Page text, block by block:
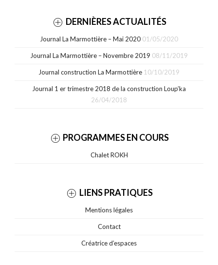
DERNIÈRES ACTUALITÉS
Journal La Marmottière – Mai 2020 01/05/2020
Journal La Marmottière – Novembre 2019 08/11/2019
Journal construction La Marmottière 10/10/2019
Journal 1 er trimestre 2018 de la construction Loup’ka
26/04/2018
PROGRAMMES EN COURS
Chalet ROKH
LIENS PRATIQUES
Mentions légales
Contact
Créatrice d’espaces